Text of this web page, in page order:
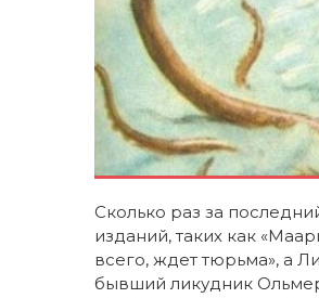
Сколько раз за
изданий, таких как
всего, ждет тюрьма», а
бывший ликудник